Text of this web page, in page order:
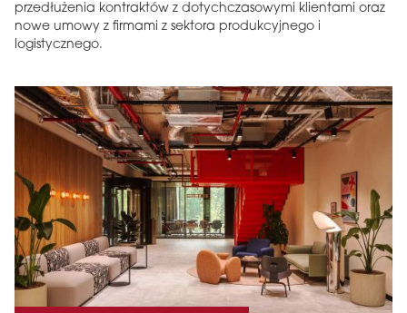
przedłużenia kontraktów z dotychczasowymi klientami oraz
nowe umowy z firmami z sektora produkcyjnego i
logistycznego.